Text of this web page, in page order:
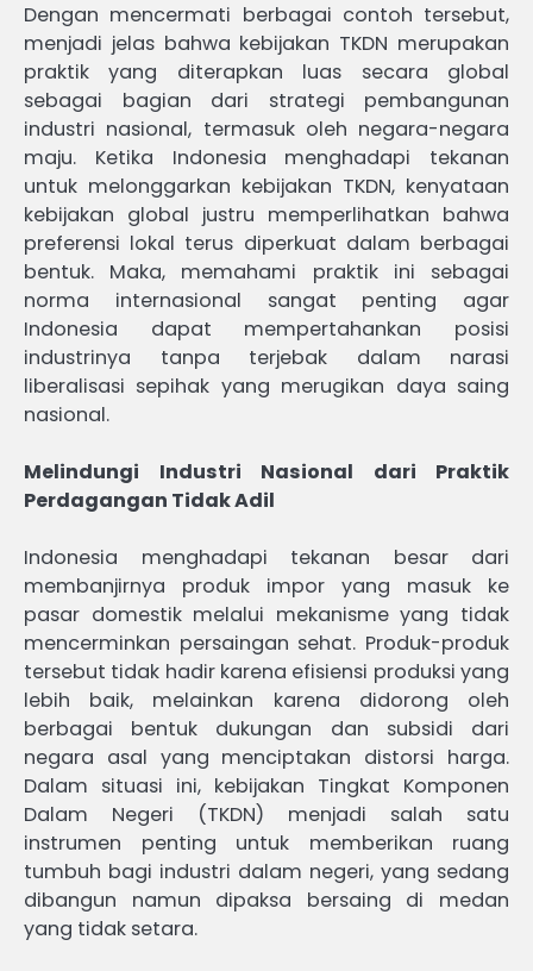
Dengan mencermati berbagai contoh tersebut,
menjadi jelas bahwa kebijakan TKDN merupakan
praktik yang diterapkan luas secara global
sebagai bagian dari strategi pembangunan
industri nasional, termasuk oleh negara-negara
maju. Ketika Indonesia menghadapi tekanan
untuk melonggarkan kebijakan TKDN, kenyataan
kebijakan global justru memperlihatkan bahwa
preferensi lokal terus diperkuat dalam berbagai
bentuk. Maka, memahami praktik ini sebagai
norma internasional sangat penting agar
Indonesia dapat mempertahankan posisi
industrinya tanpa terjebak dalam narasi
liberalisasi sepihak yang merugikan daya saing
nasional.
Melindungi Industri Nasional dari Praktik
Perdagangan Tidak Adil
Indonesia menghadapi tekanan besar dari
membanjirnya produk impor yang masuk ke
pasar domestik melalui mekanisme yang tidak
mencerminkan persaingan sehat. Produk-produk
tersebut tidak hadir karena efisiensi produksi yang
lebih baik, melainkan karena didorong oleh
berbagai bentuk dukungan dan subsidi dari
negara asal yang menciptakan distorsi harga.
Dalam situasi ini, kebijakan Tingkat Komponen
Dalam Negeri (TKDN) menjadi salah satu
instrumen penting untuk memberikan ruang
tumbuh bagi industri dalam negeri, yang sedang
dibangun namun dipaksa bersaing di medan
yang tidak setara.